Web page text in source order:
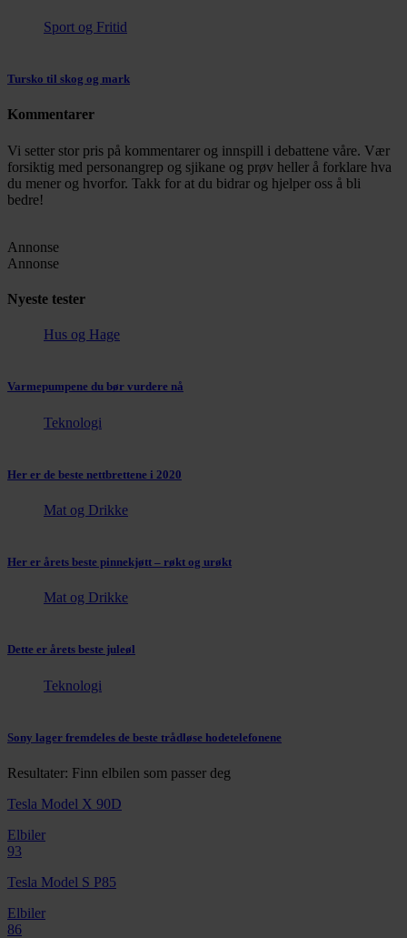
Sport og Fritid
Tursko til skog og mark
Kommentarer
Vi setter stor pris på kommentarer og innspill i debattene våre. Vær
forsiktig med personangrep og sjikane og prøv heller å forklare hva
du mener og hvorfor. Takk for at du bidrar og hjelper oss å bli
bedre!
Annonse
Annonse
Nyeste tester
Hus og Hage
Varmepumpene du bør vurdere nå
Teknologi
Her er de beste nettbrettene i 2020
Mat og Drikke
Her er årets beste pinnekjøtt – røkt og urøkt
Mat og Drikke
Dette er årets beste juleøl
Teknologi
Sony lager fremdeles de beste trådløse hodetelefonene
Resultater: Finn elbilen som passer deg
Tesla Model X 90D
Elbiler
93
Tesla Model S P85
Elbiler
86